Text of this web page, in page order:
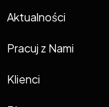
Aktualności
Pracuj z Nami
Klienci